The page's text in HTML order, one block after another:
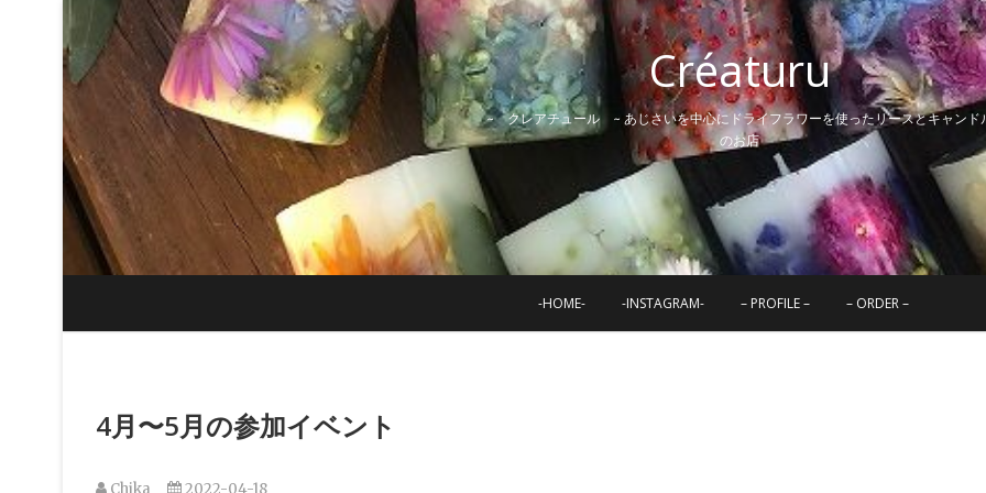
content
Créaturu
~ クレアチュール ~ あじさいを中心にドライフラワーを使ったリースとキャンド
のお店
-HOME- -INSTAGRAM- – PROFILE – – ORDER –
4月〜5月の参加イベント
Chika 2022-04-18